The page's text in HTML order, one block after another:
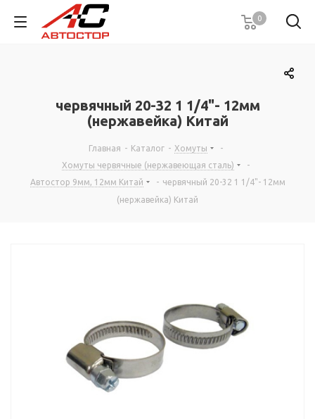
0
червячный 20-32 1 1/4"- 12мм
(нержавейка) Китай
Главная - Каталог - Хомуты
-
Хомуты червячные (нержавеющая сталь)
-
Автостор 9мм, 12мм Китай
- червячный 20-32 1 1/4"- 12мм
(нержавейка) Китай